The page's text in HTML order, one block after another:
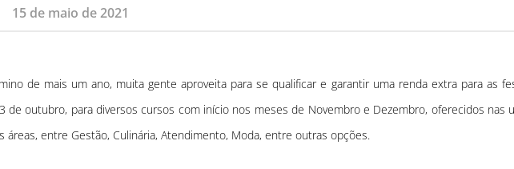
15 de maio de 2021
de mais um ano, muita gente aproveita para se qualificar e garantir uma renda extra para as
de outubro, para diversos cursos com início nos meses de Novembro e Dezembro, oferecidos nas
áreas, entre Gestão, Culinária, Atendimento, Moda, entre outras opções.